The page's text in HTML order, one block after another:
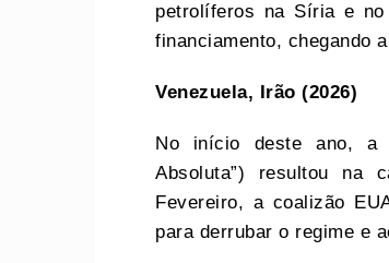
petrolíferos na Síria e
financiamento, chegando
Venezuela, Irão (2026)
No início deste ano, a
Absoluta”) resultou na
Fevereiro, a coalizão
para derrubar o regime e